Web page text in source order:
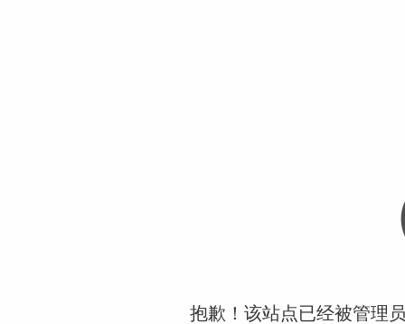
抱歉！该站点已经被管理